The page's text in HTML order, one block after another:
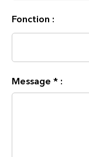
Fonction :
Message * :